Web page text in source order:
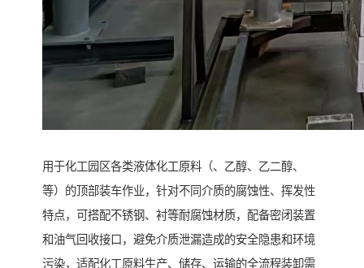
用于化工园区各类液体化工原料（、乙醇、乙二醇、
等）的顶部装车作业，针对不同介质的腐蚀性、挥发性
特点，可搭配不锈钢、衬等耐腐蚀材质，配备密闭装置
和油气回收接口，避免介质泄漏造成的安全隐患和环境
污染，适配化工原料生产、储存、运输的全流程装卸需